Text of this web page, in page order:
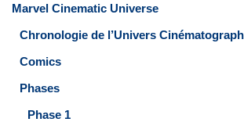
Marvel Cinematic Universe
Chronologie de l’Univers
Comics
Phases
Phase 1